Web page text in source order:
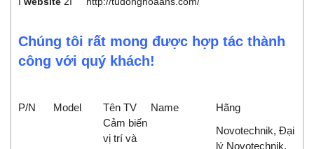
Chúng tôi rất mong được hợp tác thành
công với quý khách!
P/N Model Tên TV Name Hãng
Cảm biến
vị trí và
Novotechnik, Đại
lý Novotechnik,